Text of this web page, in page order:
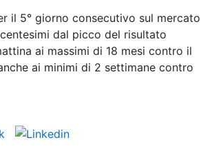
il 5° giorno consecutivo sul mercato
dal picco del risultato
ai massimi di 18 mesi contro il
ai minimi di 2 settimane contro